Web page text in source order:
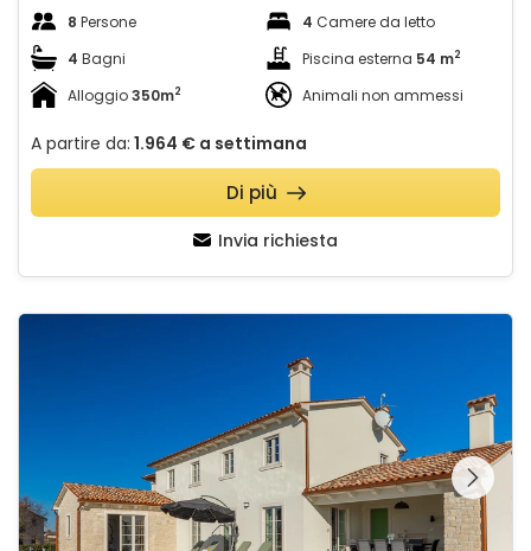
8 Persone 4 Camere da letto
4 Bagni Piscina esterna 54 m2
Alloggio350m2 Animali non ammessi
A partire da: 1.964 € a settimana
Invia richiesta
Di più
Guardate l'intera
galleria sulla